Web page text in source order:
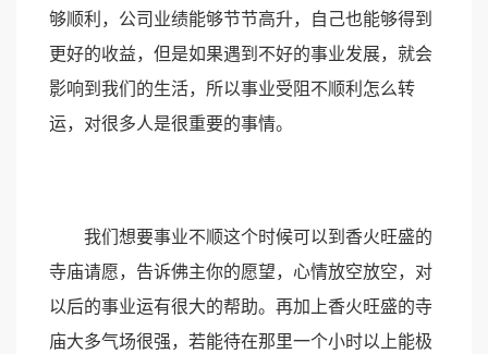
够顺利，公司业绩能够节节高升，自己也能够得到
更好的收益，但是如果遇到不好的事业发展，就会
影响到我们的生活，所以事业受阻不顺利怎么转
运，对很多人是很重要的事情。
我们想要事业不顺这个时候可以到香火旺盛的
寺庙请愿，告诉佛主你的愿望，心情放空放空，对
以后的事业运有很大的帮助。再加上香火旺盛的寺
庙大多气场很强，若能待在那里一个小时以上能极